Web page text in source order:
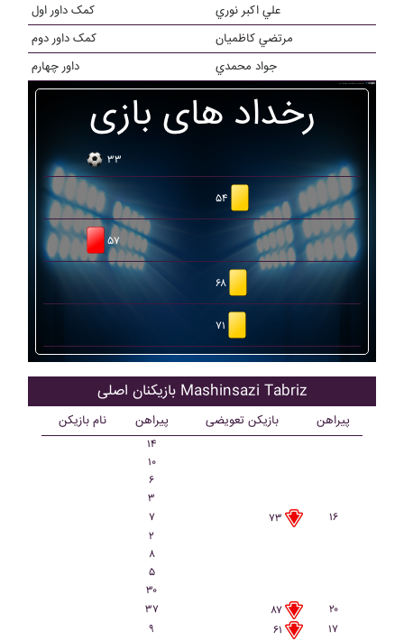
کمک داور اول
علي اکبر نوري
کمک داور دوم
مرتضي کاظميان
داور چهارم
جواد محمدي
رخداد های بازی
۳۳
۵۴
۵۷
۶۸
۷۱
بازیکنان اصلی Mashinsazi Tabriz
نام بازیکن پیراهن بازیکن تعویضی پیراهن
۱۴
۱۰
۶
۳
۷
۷۳
۱۶
۲
۸
۵
۳۰
۳۷
۸۷
۲۰
۹
۶۱ ۱۷